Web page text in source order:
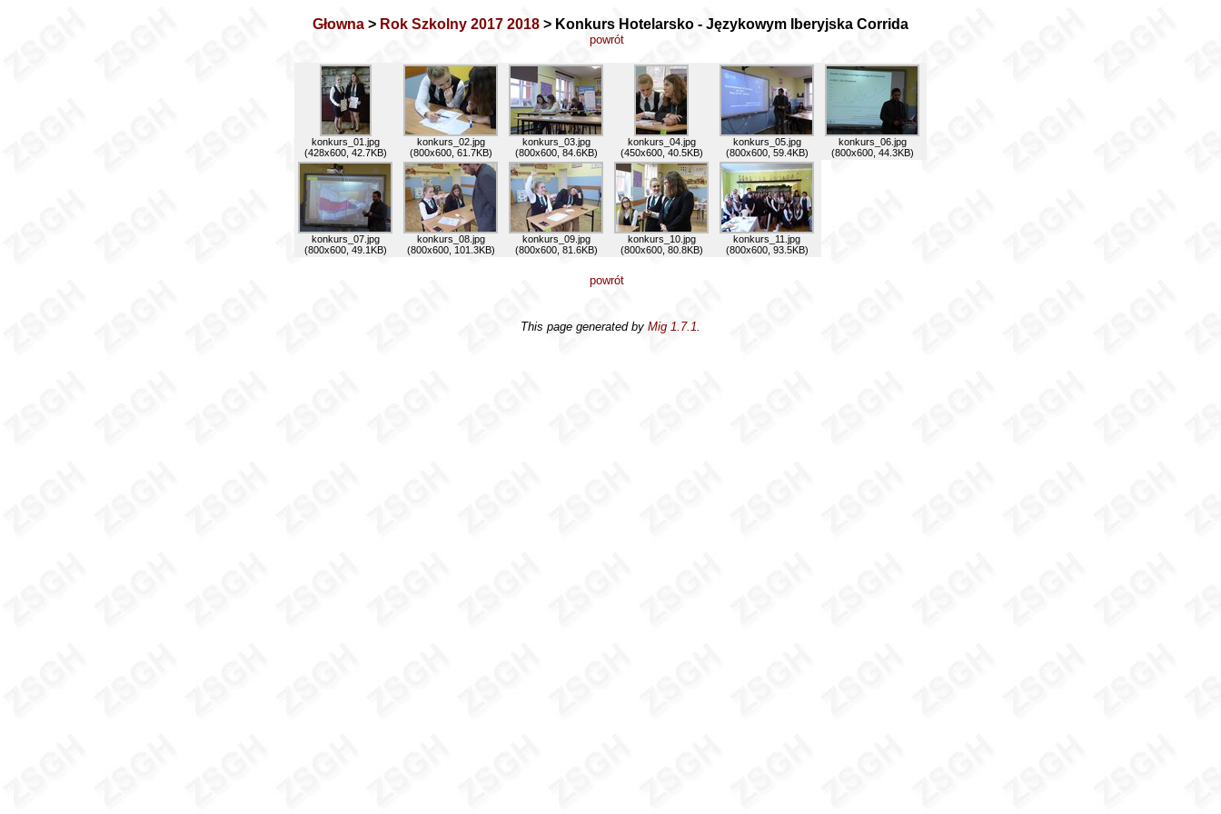
Głowna > Rok Szkolny 2017 2018 > Konkurs Hotelarsko - Językowym Iberyjska Corrida
powrót
konkurs_01.jpg
(428x600, 42.7KB)
konkurs_02.jpg
(800x600, 61.7KB)
konkurs_03.jpg
(800x600, 84.6KB)
konkurs_04.jpg
(450x600, 40.5KB)
konkurs_05.jpg
(800x600, 59.4KB)
konkurs_06.jpg
(800x600, 44.3KB)
konkurs_07.jpg
(800x600, 49.1KB)
konkurs_08.jpg
(800x600, 101.3KB)
konkurs_09.jpg
(800x600, 81.6KB)
konkurs_10.jpg
(800x600, 80.8KB)
konkurs_11.jpg
(800x600, 93.5KB)
powrót
This page generated by Mig 1.7.1.